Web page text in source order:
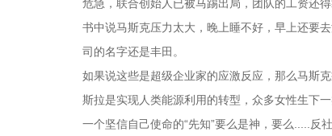
危急，联合创始人已被马踢出局，团队的工资还
书中说马斯克压力太大，晚上睡不好，早上还要
司的名字还是丰田。
如果说这些是超级企业家的应激反应，那么马斯
斯拉是实现人类能源利用的转型，众多女性生下
一个坚信自己使命的“先知”要么是神，要么.....反社